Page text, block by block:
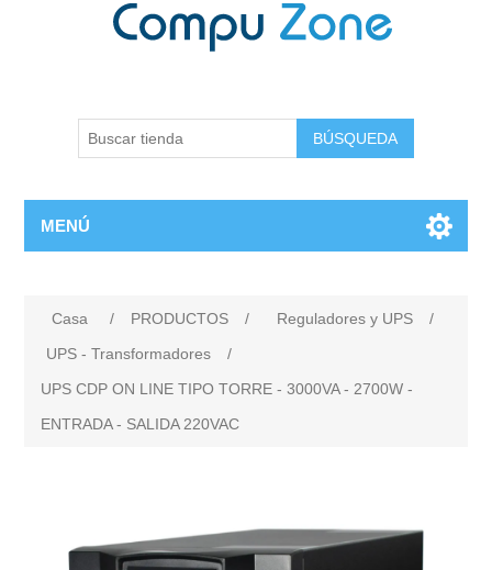
BÚSQUEDA
MENÚ
Casa / PRODUCTOS / Reguladores y UPS
/
UPS - Transformadores
/
UPS CDP ON LINE TIPO TORRE - 3000VA - 2700W -
ENTRADA - SALIDA 220VAC